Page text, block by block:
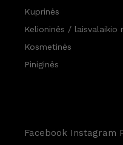
Kuprinės
Kelioninės / laisvalaikio
Kosmetinės
Piniginės
Facebook Instagram